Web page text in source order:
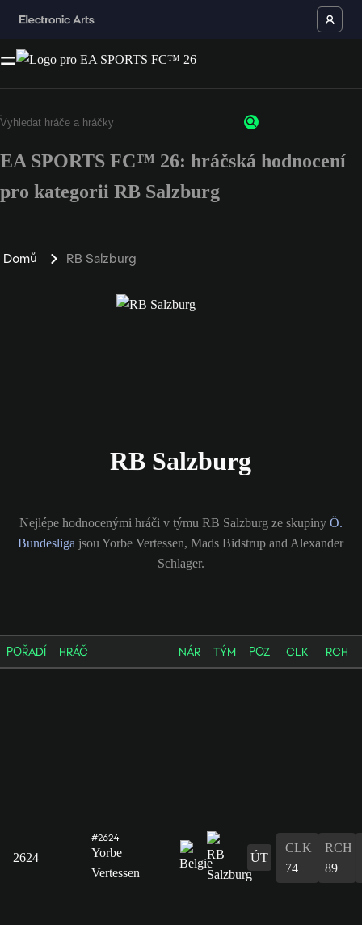
EA SPORTS FC™ 26: hráčská hodnocení
pro kategorii RB Salzburg
Domů RB Salzburg
RB Salzburg
Nejlépe hodnocenými hráči v týmu RB Salzburg ze skupiny Ö.
Bundesliga jsou Yorbe Vertessen, Mads Bidstrup and Alexander
Schlager.
POŘADÍ HRÁČ NÁR TÝM POZ CLK RCH
2624
#2624
Yorbe
Vertessen
ÚT
CLK
74
RCH
89